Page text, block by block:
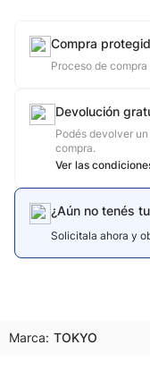
Compra
Proceso de
Devolución
Podés devolver
compra.
Ver las
¿Aún no tenés
Solicitala ahora y
Marca: TOKYO